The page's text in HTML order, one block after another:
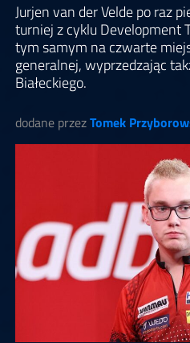
Jurjen van der Velde po raz
turniej z cyklu Development
tym samym na czwarte
generalnej, wyprzedzając
Białeckiego.
dodane przezTomek